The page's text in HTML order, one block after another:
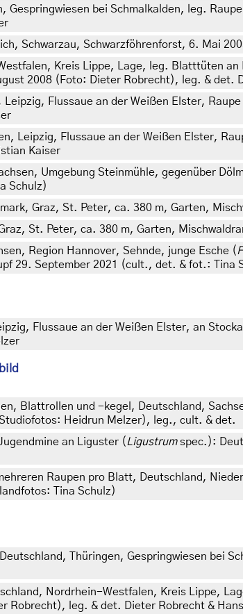
Gespringwiesen bei Schmalkalden, leg.
Schwarzau, Schwarzföhrenforst, 6. Mai
Kreis Lippe, Lage, leg. Blatttüten an
2008 (Foto: Dieter Robrecht), leg. & det.
Flussaue an der Weißen Elster,
Leipzig, Flussaue an der Weißen Elster,
Kaiser
Umgebung Steinmühle, gegenüber
Schulz)
Graz, St. Peter, ca. 380 m, Garten,
St. Peter, ca. 380 m, Garten,
Region Hannover, Sehnde, junge Esche (
29. September 2021 (cult., det. & fot.: Tina
Flussaue an der Weißen Elster, an
Blattrollen und -kegel, Deutschland,
Heidrun Melzer), leg., cult. & det.
an Liguster (Ligustrumspec.):
Raupen pro Blatt, Deutschland,
Tina Schulz)
Thüringen, Gespringwiesen bei
Nordrhein-Westfalen, Kreis Lippe,
Robrecht), leg. & det. Dieter Robrecht &